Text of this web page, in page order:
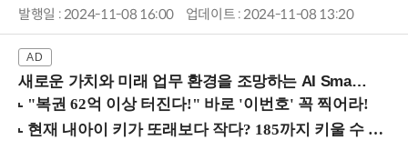
발행일 : 2024-11-08 16:00 업데이트 : 2024-11-08 13:20
새로운 가치와 미래 업무 환경을 조망하는 AI Smart Work Summit 2026 (9/11 코엑스)